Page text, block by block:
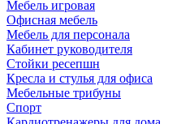
Мебель игровая
Офисная мебель
Мебель для персонала
Кабинет руководителя
Стойки ресепшн
Кресла и стулья для офиса
Мебельные трибуны
Спорт